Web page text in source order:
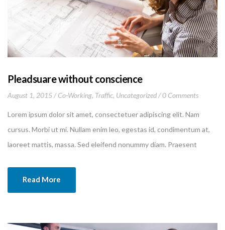
Pleadsuare without conscience
August 1, 2015 Co-Working, Traffic, Uncategorized 0 Comments
Lorem ipsum dolor sit amet, consectetuer adipiscing elit. Nam
cursus. Morbi ut mi. Nullam enim leo, egestas id, condimentum at,
laoreet mattis, massa. Sed eleifend nonummy diam. Praesent
Read More